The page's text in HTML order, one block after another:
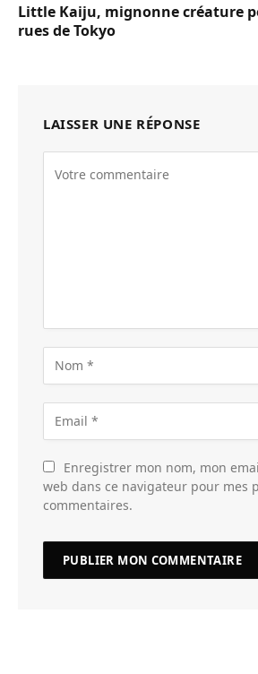
Little Kaiju, mignonne créature
rues de Tokyo
LAISSER UNE RÉPONSE
Enregistrer mon nom, mon
web dans ce navigateur pour mes
commentaires.